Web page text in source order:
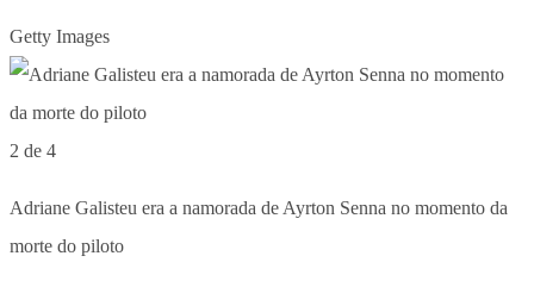
Getty Images
2 de 4
Adriane Galisteu era a namorada de Ayrton Senna no momento da
morte do piloto